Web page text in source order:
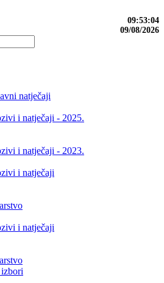
09:53:04
09/08/2026
natječaji
i natječaji - 2025.
i natječaji - 2023.
i natječaji
i natječaji